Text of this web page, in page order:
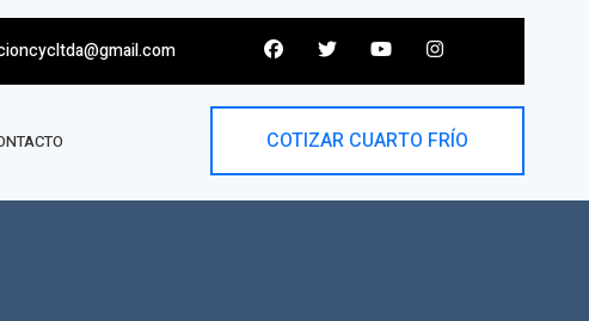
COTIZAR CUARTO FRÍO